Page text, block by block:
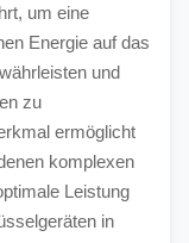
um eine
Energie auf das
und
zu
ermöglicht
komplexen
Leistung
in